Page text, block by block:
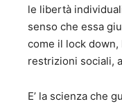
le libertà
senso che essa
come il lock down,
restrizioni sociali,
E’ la scienza che